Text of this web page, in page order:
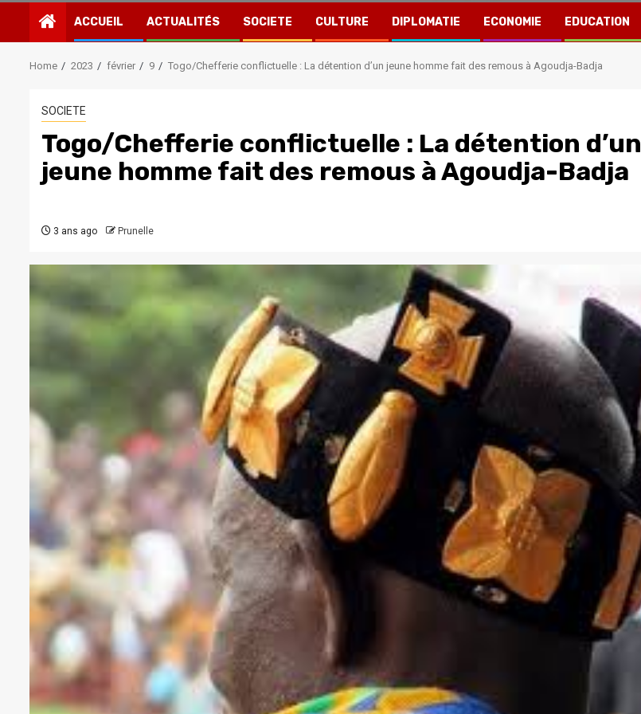
ACCUEIL ACTUALITÉS SOCIETE CULTURE DIPLOMATIE ECONOMIE EDUCATION
Home 2023 février 9 Togo/Chefferie conflictuelle : La détention d’un jeune homme fait des remous à Agoudja-Badja
SOCIETE
Togo/Chefferie conflictuelle : La détention d’un
jeune homme fait des remous à Agoudja-Badja
3 ans ago Prunelle